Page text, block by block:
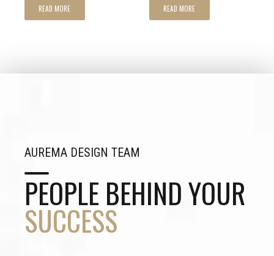
AUREMA DESIGN TEAM
PEOPLE BEHIND YOUR
SUCCESS